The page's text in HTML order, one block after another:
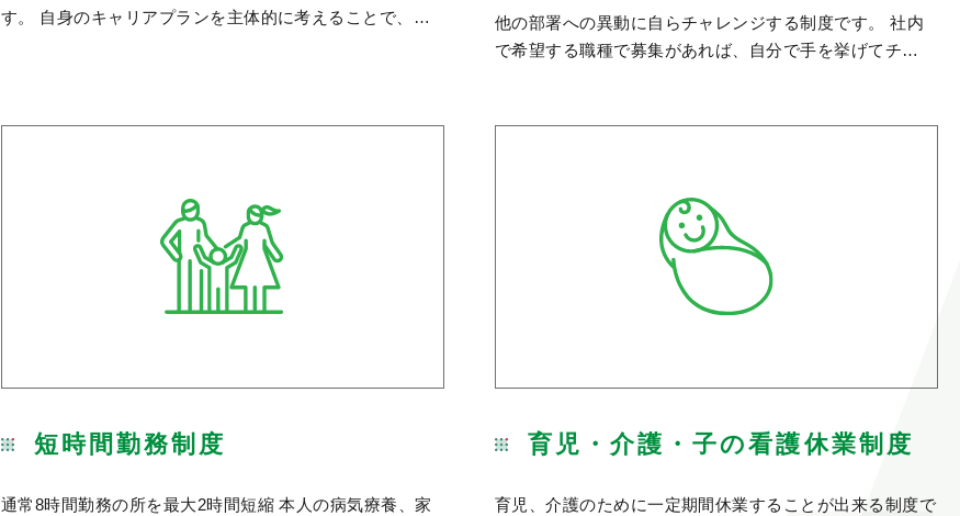
す。 自身のキャリアプランを主体的に考えることで、…
他の部署への異動に自らチャレンジする制度です。 社内
で希望する職種で募集があれば、自分で手を挙げてチ…
短時間勤務制度
通常8時間勤務の所を最大2時間短縮 本人の病気療養、家
育児・介護・子の看護休業制度
育児、介護のために一定期間休業することが出来る制度で